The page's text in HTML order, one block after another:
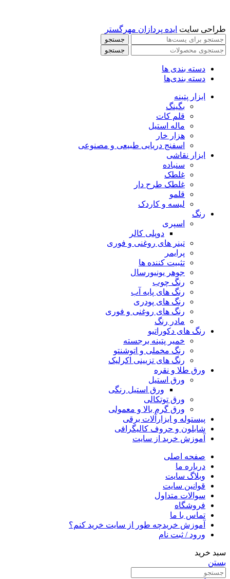
طراحی سایت ایده پردازان مهرگستر
جستجو
جستجو
دسته بندی ها
دسته بندی‌ها
ابزار پتینه
بگینگ
قلم کات
ماله استیل
هزار خار
اسفنج دریایی طبیعی و مصنوعی
ابزار نقاشی
سنباده
غلطک
غلطک طرح دار
قلمو
لیسه و کاردک
رنگ
اسپری
دوپلی کالر
تینر های روغنی و فوری
پرایمر
تثبیت کننده ها
جوهر یونیورسال
رنگ چوب
رنگ‌ های پایه آب
رنگ های پودری
رنگ‌ های روغنی و فوری
مادر رنگ
رنگ های دکوراتیو
خمیر پتینه برجسته
رنگ مخملی و اتوشنتو
رنگ های تزیینی اکرلیک
ورق طلا و نقره
ورق استیل
ورق استیل رنگی
ورق توتکالی
ورق گرم بالا و معمولی
پیستوله و ابزارآلات برقی
شابلون و حروف کالیگرافی
آموزش خرید از سایت
صفحه اصلی
درباره ما
وبلاگ سایت
قوانین سایت
سوالات متداول
فروشگاه
تماس با ما
آموزش خریدچه طور از سایت خرید کنم؟
ورود / ثبت نام
سبد خرید
بستن